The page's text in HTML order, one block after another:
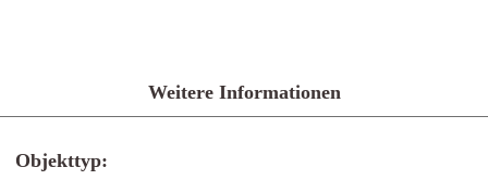
Weitere Informationen
Objekttyp: